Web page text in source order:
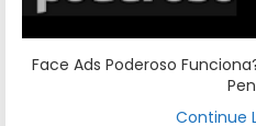
Face Ads Poderoso
Continue